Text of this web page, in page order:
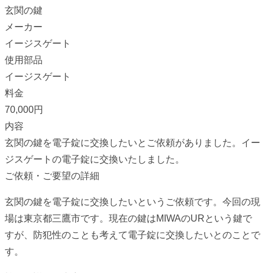
玄関の鍵
メーカー
イージスゲート
使用部品
イージスゲート
料金
70,000円
内容
玄関の鍵を電子錠に交換したいとご依頼がありました。イー
ジスゲートの電子錠に交換いたしました。
ご依頼・ご要望の詳細
玄関の鍵を電子錠に交換したいというご依頼です。今回の現
場は東京都三鷹市です。現在の鍵はMIWAのURという鍵で
すが、防犯性のことも考えて電子錠に交換したいとのことで
す。